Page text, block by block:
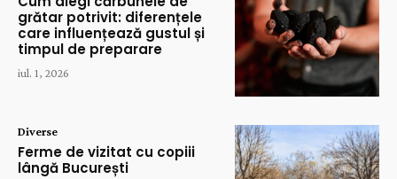
grătar potrivit: diferențele
care influențează gustul și
timpul de preparare
iul. 1, 2026
Diverse
Ferme de vizitat cu copiii
lângă București